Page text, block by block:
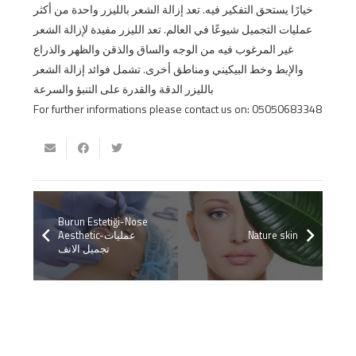
خيارًا يستحق التفكير فيه. تعد إزالة الشعر بالليزر واحدة من أكثر
عمليات التجميل شيوعًا في العالم. تعد الليزر مفيدة لإزالة الشعر
غير المرغوب فيه من الوجه والساق والذقن والظهر والذراع
والإبط وخط البيكيني ومناطق أخرى. تشمل فوائد إزالة الشعر
بالليزر الدقة والقدرة على التنبؤ والسرعة
For further informations please contact us on: 05050683348
Burun Estetiği-Nose
Aesthetic-عمليات
تجميل الانف
Nature skin